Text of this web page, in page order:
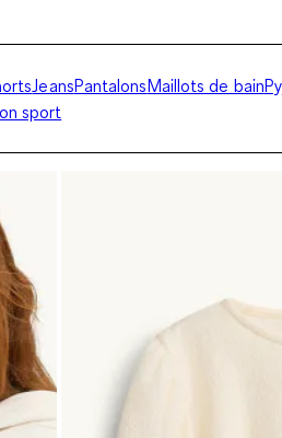
JeansPantalonsMaillots de bain
sport